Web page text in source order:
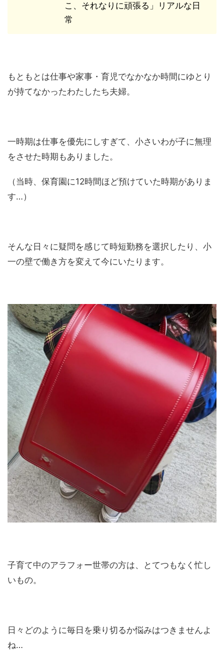
こ、それなりに頑張る」リアルな日
常
もともとは仕事や家事・育児でなかなか時間にゆとり
が持てなかったわたしたち夫婦。
一時期は仕事を優先にしすぎて、小さいわが子に無理
をさせた時期もありました。
（当時、保育園に12時間ほど預けていた時期がありま
す…）
そんな日々に疑問を感じて時短勤務を選択したり、小
一の壁で働き方を変えて今にいたります。
子育て中のアラフォー世帯の方は、とてつもなく忙し
いもの。
日々どのように毎日を乗り切るか悩みはつきませんよ
ね…